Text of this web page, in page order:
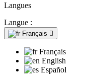
Langues
Langue :
Français 
Français
English
Español